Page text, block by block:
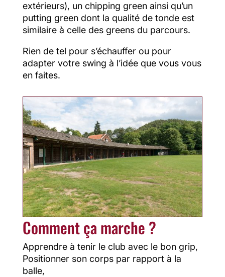
extérieurs), un chipping green ainsi qu’un
putting green dont la qualité de tonde est
similaire à celle des greens du parcours.
Rien de tel pour s’échauffer ou pour
adapter votre swing à l’idée que vous vous
en faites.
Comment ça marche ?
Apprendre à tenir le club avec le bon grip,
Positionner son corps par rapport à la
balle,